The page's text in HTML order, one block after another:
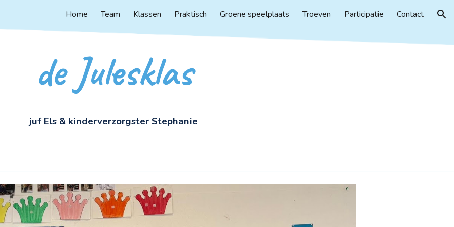
Skip to navigation
Home Team Klassen Praktisch Groene speelplaats Troeven Participatie Contact
de Julesklas
jufEls & kinderverzorgster Stephanie